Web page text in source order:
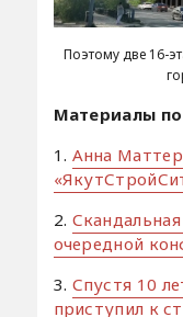
Поэтому две 16-
Материалы
1. Анна
2.
очередной
3. Спустя 10
приступил к